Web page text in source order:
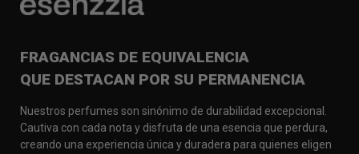
FRAGANCIAS DE EQUIVALENCIA
QUE DESTACAN POR SU PERMANENCIA
Nuestros perfumes son sinónimo de durabilidad excepcional.
Cautiva con cada nota y disfruta de una esencia que perdura,
creando una experiencia única y duradera para quienes eligen